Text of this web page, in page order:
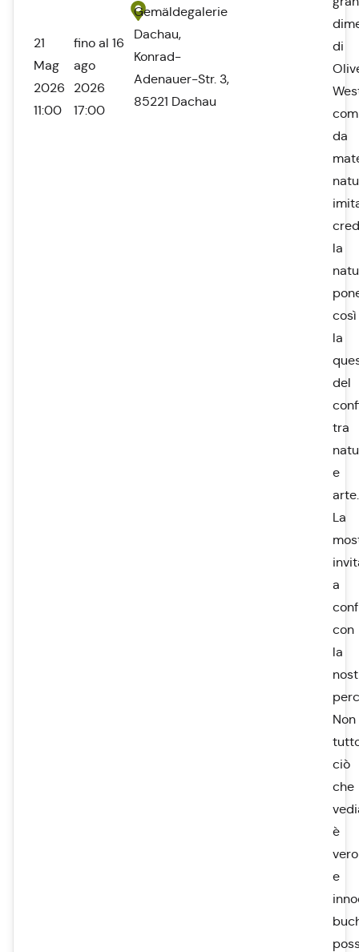
21
Mag
2026
11:00
fino al 16
ago
2026
17:00
Gemäldegalerie
Dachau,
Konrad-
Adenauer-Str. 3,
85221 Dachau
di
da
la
così
la
del
tra
e
arte.
La
a
con
la
Non
ciò
che
è
vero
e